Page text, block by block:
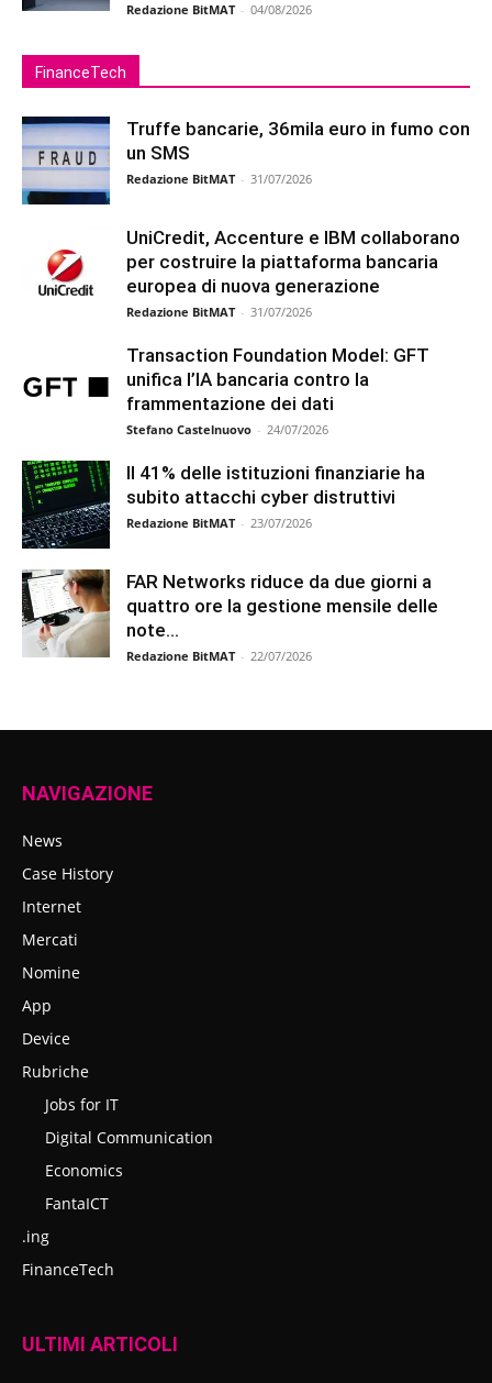
Redazione BitMAT - 04/08/2026
FinanceTech
Truffe bancarie, 36mila euro in fumo con
un SMS
Redazione BitMAT - 31/07/2026
UniCredit, Accenture e IBM collaborano
per costruire la piattaforma bancaria
europea di nuova generazione
Redazione BitMAT - 31/07/2026
Transaction Foundation Model: GFT
unifica l’IA bancaria contro la
frammentazione dei dati
Stefano Castelnuovo - 24/07/2026
Il 41% delle istituzioni finanziarie ha
subito attacchi cyber distruttivi
Redazione BitMAT - 23/07/2026
FAR Networks riduce da due giorni a
quattro ore la gestione mensile delle
note...
Redazione BitMAT - 22/07/2026
NAVIGAZIONE
News
Case History
Internet
Mercati
Nomine
App
Device
Rubriche
Jobs for IT
Digital Communication
Economics
FantaICT
.ing
FinanceTech
ULTIMI ARTICOLI